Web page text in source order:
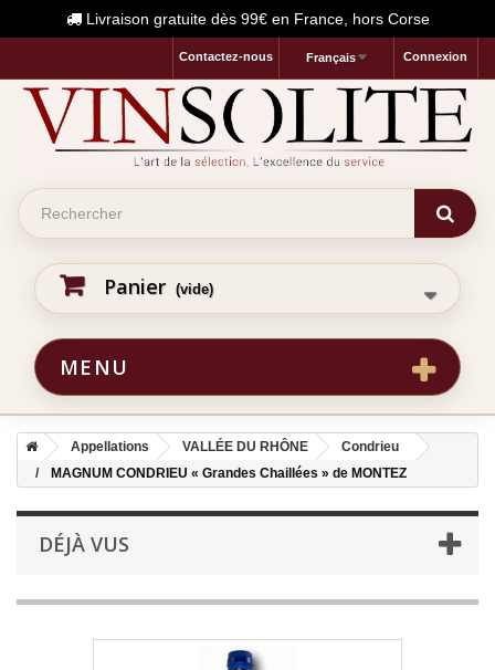
Livraison gratuite dès 99€ en France, hors Corse
Connexion
Français
Contactez-nous
Panier (vide)
MENU
Appellations VALLÉE DU RHÔNE
Condrieu
MAGNUM CONDRIEU « Grandes Chaillées » de MONTEZ
DÉJÀ VUS